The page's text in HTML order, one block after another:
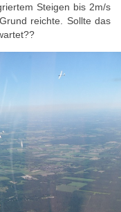
Steigen bis 2m/s
reichte. Sollte das